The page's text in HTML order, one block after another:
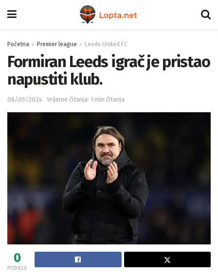
Početna Premier league Leeds United FC
Formiran Leeds igrač je pristao
napustiti klub.
06/05/2024 Vrijeme čitanja: 1 min čitanja
0
PODJELE